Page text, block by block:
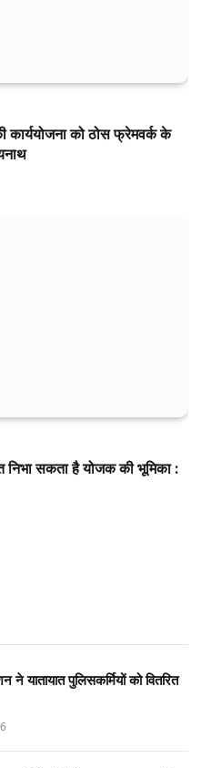
को ठोस फ्रेमवर्क के
निभा सकता है योजक की भूमिका :
ने यातायात पुलिसकर्मियों को वितरित